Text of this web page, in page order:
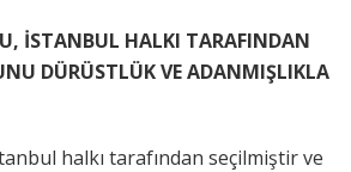
İSTANBUL HALKI TARAFINDAN
DÜRÜSTLÜK VE ADANMIŞLIKLA
halkı tarafından seçilmiştir ve